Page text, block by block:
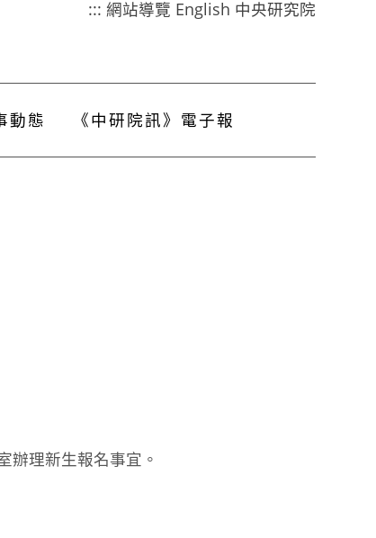
::: 網站導覽 English 中央研究院
動態 《中研院訊》電子報
辦理新生報名事宜。